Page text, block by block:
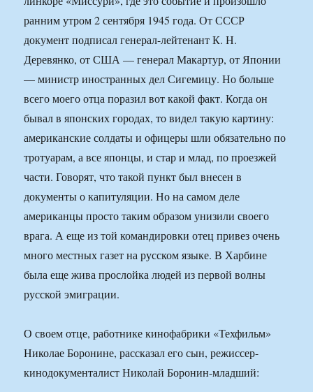
ранним утром 2 сентября 1945 года. От СССР
документ подписал генерал-лейтенант К. Н.
Деревянко, от США — генерал Макартур, от Японии
— министр иностранных дел Сигемицу. Но больше
всего моего отца поразил вот какой факт. Когда он
бывал в японских городах, то видел такую картину:
американские солдаты и офицеры шли обязательно по
тротуарам, а все японцы, и стар и млад, по проезжей
части. Говорят, что такой пункт был внесен в
документы о капитуляции. Но на самом деле
американцы просто таким образом унизили своего
врага. А еще из той командировки отец привез очень
много местных газет на русском языке. В Харбине
была еще жива прослойка людей из первой волны
русской эмиграции.
О своем отце, работнике кинофабрики «Техфильм»
Николае Боронине, рассказал его сын, режиссер-
кинодокументалист Николай Боронин-младший: